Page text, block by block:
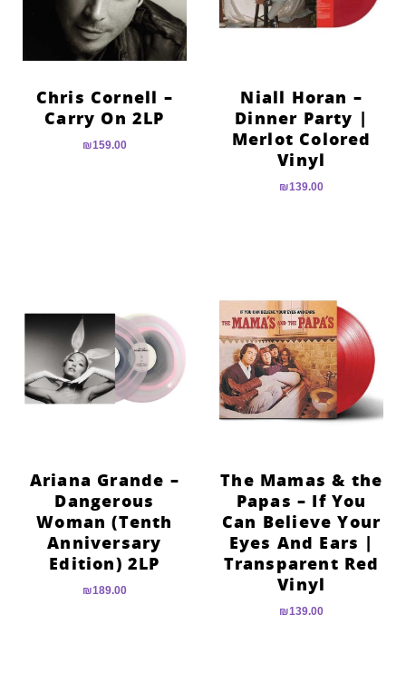
Niall Horan –
Dinner Party |
Merlot Colored
Vinyl
₪139.00
Chris Cornell –
Carry On 2LP
₪159.00
The Mamas & the
Papas – If You
Can Believe Your
Eyes And Ears |
Transparent Red
Vinyl
₪139.00
Ariana Grande –
Dangerous
Woman (Tenth
Anniversary
Edition) 2LP
₪189.00